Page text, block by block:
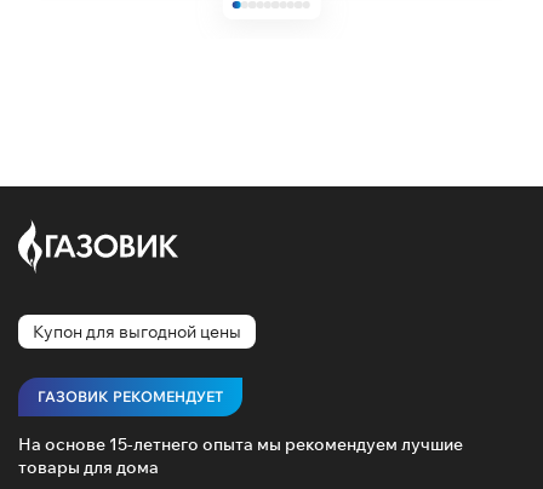
Купон для выгодной цены
ГАЗОВИК РЕКОМЕНДУЕТ
На основе 15-летнего опыта мы рекомендуем лучшие
товары для дома